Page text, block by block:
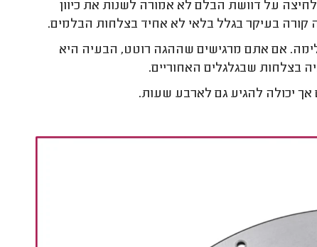
על דוושת הבלם לא אמורה לשנות את כיוון
בעיקר בגלל בלאי לא אחיד בצלחות הבלמים.
אם אתם מרגישים שההגה רוטט, הבעיה היא
בצלחות שבגלגלים האחוריים.
יכולה להגיע גם לארבע שעות.